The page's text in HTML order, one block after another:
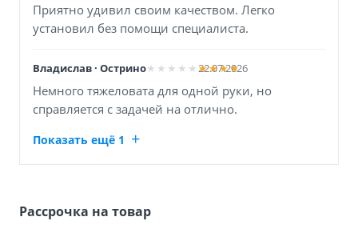
Приятно удивил своим качеством. Легко
установил без помощи специалиста.
Владислав · Острино 22.07.2026
Немного тяжеловата для одной руки, но
справляется с задачей на отлично.
Показать ещё 1
Рассрочка на товар